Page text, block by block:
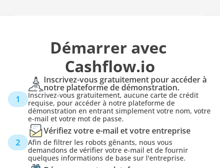
Démarrer avec
Cashflow.io
1
Inscrivez-vous gratuitement pour accéder à
notre plateforme de démonstration.
Inscrivez-vous gratuitement, aucune carte de crédit
requise, pour accéder à notre plateforme de
démonstration en entrant simplement votre nom, votre
e-mail et votre mot de passe.
2
Vérifiez votre e-mail et votre entreprise
Afin de filtrer les robots gênants, nous vous
demandons de vérifier votre e-mail et de fournir
quelques informations de base sur l'entreprise.